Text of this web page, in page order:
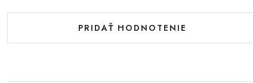
PRIDAŤ HODNOTENIE